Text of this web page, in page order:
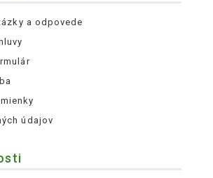
a odpovede
údajov